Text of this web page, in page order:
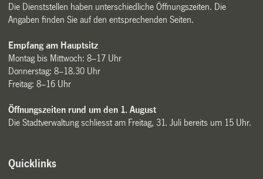
Die Dienststellen haben unterschiedliche Öffnungszeiten. Die
Angaben finden Sie auf den entsprechenden Seiten.
Empfang am Hauptsitz
Montag bis Mittwoch: 8–17 Uhr
Donnerstag: 8–18.30 Uhr
Freitag: 8–16 Uhr
Öffnungszeiten rund um den 1. August
Die Stadtverwaltung schliesst am Freitag, 31. Juli bereits um 15 Uhr.
Quicklinks